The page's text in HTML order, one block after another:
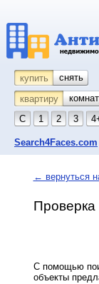
купить снять
квартиру
С
1 2 3
Search4Faces.com
← вернуться
С помощью
объекты